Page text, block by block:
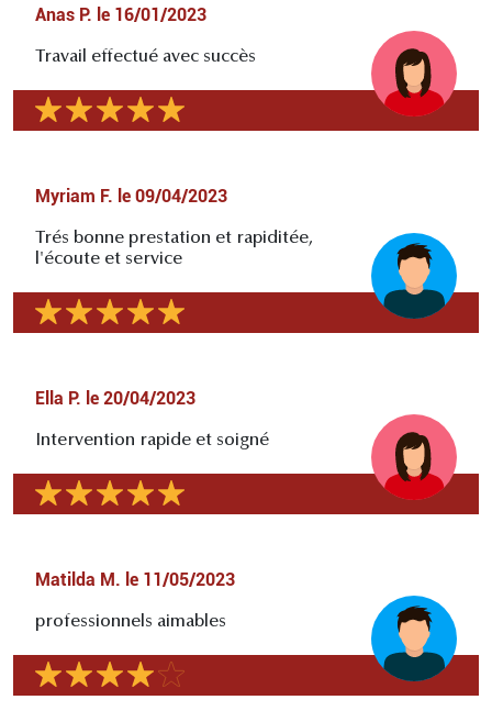
Anas P. le 16/01/2023
Travail effectué avec succès
Myriam F. le 09/04/2023
Trés bonne prestation et rapiditée,
l'écoute et service
Ella P. le 20/04/2023
Intervention rapide et soigné
Matilda M. le 11/05/2023
professionnels aimables